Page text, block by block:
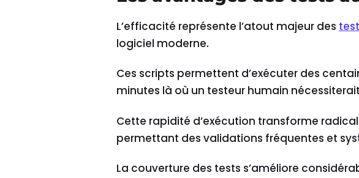
L’efficacité représente l’atout majeur des
logiciel moderne.
Ces scripts permettent d’exécuter des
minutes là où un testeur humain
Cette rapidité d’exécution transforme
permettant des validations fréquentes et
La couverture des tests s’améliore